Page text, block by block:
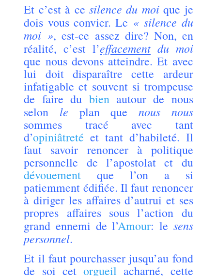
Et c’est à ce silence du moique je
dois vous convier. Le « silence du
moi », est-ce assez dire? Non, en
réalité, c’est l’effacement du moi
que nous devons atteindre. Et avec
lui doit disparaître cette ardeur
infatigable et souvent si trompeuse
de faire du bienautour de nous
selon le plan que nous nous
sommes tracé avec tant
d’opiniâtreté et tant d’habileté. Il
faut savoir renoncer à politique
personnelle de l’apostolat et du
dévouement que l’on a si
patiemment édifiée. Il faut renoncer
à diriger les affaires d’autrui et ses
propres affaires sous l’action du
grand ennemi de l’Amour: le sens
personnel.
Et il faut pourchasser jusqu’au fond
de soi cetorgueil acharné, cette